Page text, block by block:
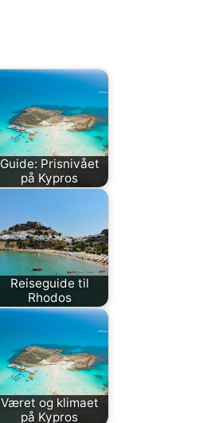
Guide: Prisnivået
på Kypros
Reiseguide til
Rhodos
Været og klimaet
på Kypros